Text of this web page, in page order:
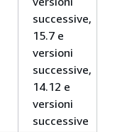
successive,
15.7 e
versioni
successive,
14.12 e
versioni
successive